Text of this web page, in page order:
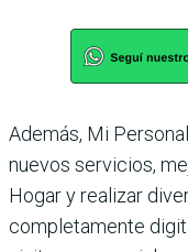
Además, Mi
nuevos servicios,
Hogar y realizar
completamente